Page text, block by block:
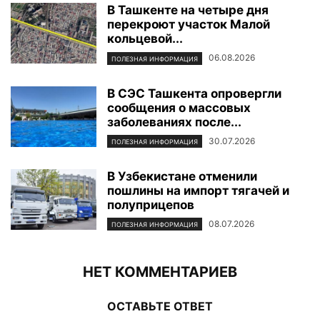
В Ташкенте на четыре дня
перекроют участок Малой
кольцевой...
ПОЛЕЗНАЯ ИНФОРМАЦИЯ 06.08.2026
В СЭС Ташкента опровергли
сообщения о массовых
заболеваниях после...
ПОЛЕЗНАЯ ИНФОРМАЦИЯ 30.07.2026
В Узбекистане отменили
пошлины на импорт тягачей и
полуприцепов
ПОЛЕЗНАЯ ИНФОРМАЦИЯ 08.07.2026
НЕТ КОММЕНТАРИЕВ
ОСТАВЬТЕ ОТВЕТ